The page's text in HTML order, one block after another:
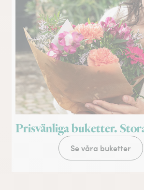
Prisvänliga buketter.
Se våra buketter